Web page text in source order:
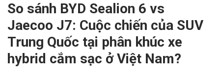
So sánh BYD Sealion 6 vs
Jaecoo J7: Cuộc chiến của SUV
Trung Quốc tại phân khúc xe
hybrid cắm sạc ở Việt Nam?